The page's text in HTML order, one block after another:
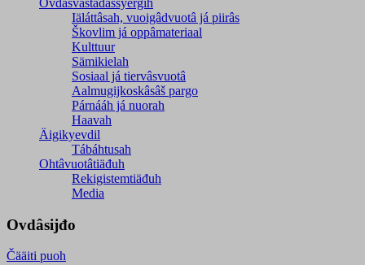
Ovdâsvástádâssyergih
Iäláttâsah, vuoigâdvuotâ já piirâs
Škovlim já oppâmateriaal
Kulttuur
Sämikielah
Sosiaal já tiervâsvuotâ
Aalmugijkoskâsâš pargo
Párnááh já nuorah
Haavah
Äigikyevdil
Tábáhtusah
Ohtâvuotâtiäđuh
Rekigistemtiäđuh
Media
Ovdâsijđo
Čääiti puoh